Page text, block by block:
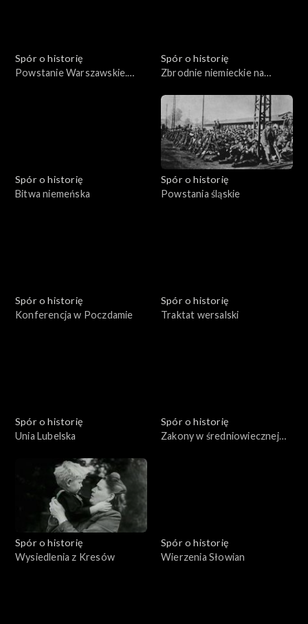
Spór o historię
Powstanie Warszawskie.
Spór o historię
Zbrodnie niemieckie na
Spór o historię
Bitwa niemeńska
Spór o historię
Powstania śląskie
Spór o historię
Konferencja w Poczdamie
Spór o historię
Traktat wersalski
Spór o historię
Unia Lubelska
Spór o historię
Zakony w średniowiecznej
Spór o historię
Wysiedlenia z Kresów
Spór o historię
Wierzenia Słowian